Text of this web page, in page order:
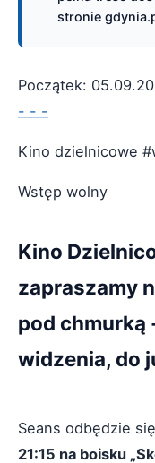
stronie
Początek:
- - -
Kino dzielnicowe
Wstęp wolny
Kino
zapraszamy
pod chmurką
widzenia, do
Seans odbędzie się
21:15 na boisku